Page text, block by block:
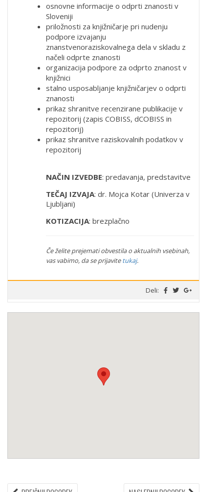
osnovne informacije o odprti znanosti v
Sloveniji
priložnosti za knjižničarje pri nudenju
podpore izvajanju
znanstvenoraziskovalnega dela v skladu z
načeli odprte znanosti
organizacija podpore za odprto znanost v
knjižnici
stalno usposabljanje knjižničarjev o odprti
znanosti
prikaz shranitve recenzirane publikacije v
repozitorij (zapis COBISS, dCOBISS in
repozitorij)
prikaz shranitve raziskovalnih podatkov v
repozitorij
NAČIN IZVEDBE: predavanja, predstavitve
TEČAJ IZVAJA: dr. Mojca Kotar (Univerza v
Ljubljani)
KOTIZACIJA: brezplačno
Če želite prejemati obvestila o aktualnih vsebinah,
vas vabimo, da se prijavitetukaj.
Deli: